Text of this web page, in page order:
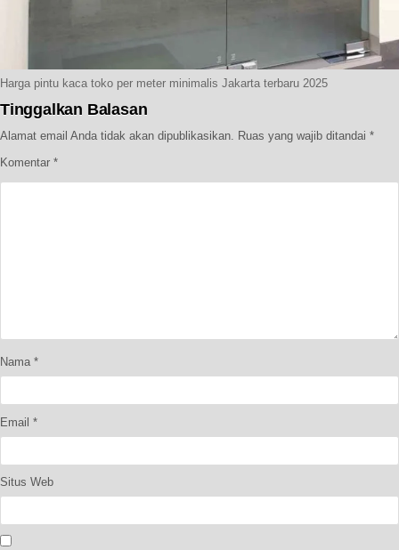
Harga pintu kaca toko per meter minimalis Jakarta terbaru 2025
Tinggalkan Balasan
Alamat email Anda tidak akan dipublikasikan. Ruas yang wajib ditandai *
Komentar *
Nama *
Email *
Situs Web